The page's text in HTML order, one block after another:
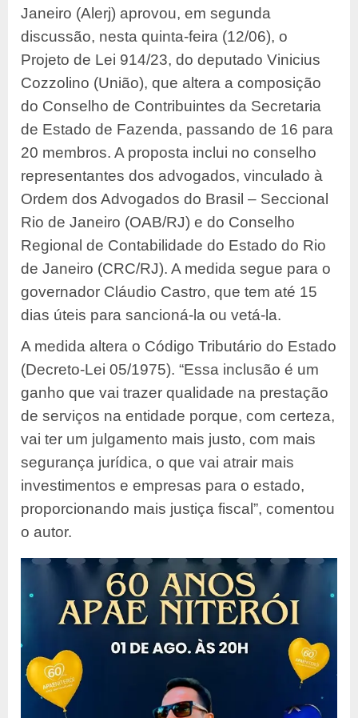
Janeiro (Alerj) aprovou, em segunda
discussão, nesta quinta-feira (12/06), o
Projeto de Lei 914/23, do deputado Vinicius
Cozzolino (União), que altera a composição
do Conselho de Contribuintes da Secretaria
de Estado de Fazenda, passando de 16 para
20 membros. A proposta inclui no conselho
representantes dos advogados, vinculado à
Ordem dos Advogados do Brasil – Seccional
Rio de Janeiro (OAB/RJ) e do Conselho
Regional de Contabilidade do Estado do Rio
de Janeiro (CRC/RJ). A medida segue para o
governador Cláudio Castro, que tem até 15
dias úteis para sancioná-la ou vetá-la.
A medida altera o Código Tributário do Estado
(Decreto-Lei 05/1975). “Essa inclusão é um
ganho que vai trazer qualidade na prestação
de serviços na entidade porque, com certeza,
vai ter um julgamento mais justo, com mais
segurança jurídica, o que vai atrair mais
investimentos e empresas para o estado,
proporcionando mais justiça fiscal”, comentou
o autor.